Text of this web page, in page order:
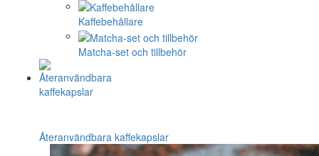
Kaffebehållare
Matcha-set och tillbehör
Återanvändbara kaffekapslar